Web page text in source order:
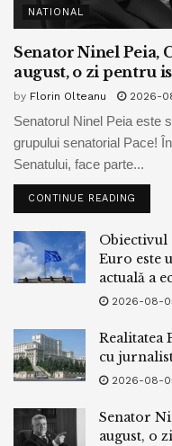
NATIONAL
Senator Ninel Peia,
august, o zi pentru
by Florin Olteanu 2026-
Senatorul Ninel Peia este
grupului senatorial Pace!
Senatului, face parte...
CONTINUE READING
Obiectivul
Euro este
actuală a
2026-08-
Realitatea
cu
2026-08-
Senator
august, o